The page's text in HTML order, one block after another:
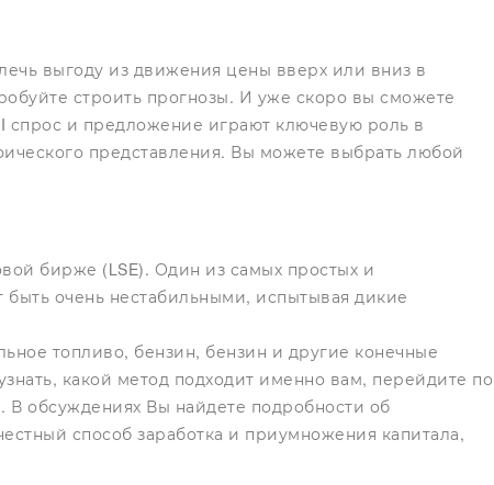
выгоду из движения цены вверх или вниз в
строить прогнозы. И уже скоро вы сможете
спрос и предложение играют ключевую роль в
представления. Вы можете выбрать любой
бирже (LSE). Один из самых простых и
быть очень нестабильными, испытывая дикие
топливо, бензин, бензин и другие конечные
какой метод подходит именно вам, перейдите по
В обсуждениях Вы найдете подробности об
способ заработка и приумножения капитала,